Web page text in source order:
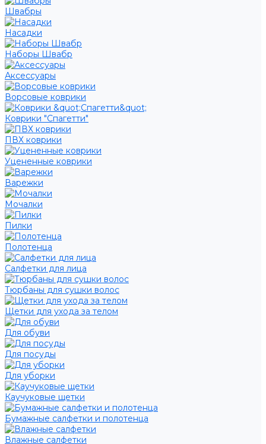
Швабры
Насадки
Наборы Швабр
Аксессуары
Ворсовые коврики
Коврики "Спагетти"
ПВХ коврики
Уцененные коврики
Варежки
Мочалки
Пилки
Полотенца
Салфетки для лица
Тюрбаны для сушки волос
Щетки для ухода за телом
Для обуви
Для посуды
Для уборки
Каучуковые щетки
Бумажные салфетки и полотенца
Влажные салфетки